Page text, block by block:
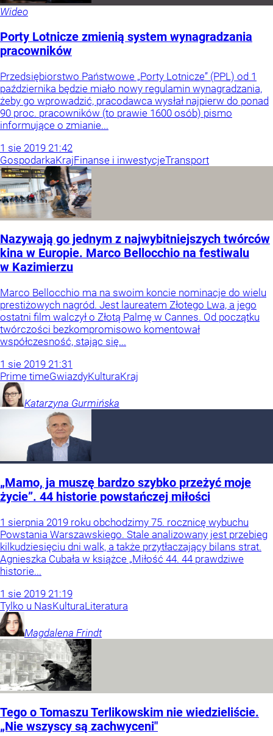
Wideo
Porty Lotnicze zmienią system wynagradzania
pracowników
Przedsiębiorstwo Państwowe „Porty Lotnicze” (PPL) od 1
października będzie miało nowy regulamin wynagradzania,
żeby go wprowadzić, pracodawca wysłał najpierw do ponad
90 proc. pracowników (to prawie 1600 osób) pismo
informujące o zmianie...
1 sie 2019 21:42
GospodarkaKrajFinanse i inwestycjeTransport
Nazywają go jednym z najwybitniejszych twórców
kina w Europie. Marco Bellocchio na festiwalu
w Kazimierzu
Marco Bellocchio ma na swoim koncie nominacje do wielu
prestiżowych nagród. Jest laureatem Złotego Lwa, a jego
ostatni film walczył o Złotą Palmę w Cannes. Od początku
twórczości bezkompromisowo komentował
współczesność, stając się...
1 sie 2019 21:31
Prime timeGwiazdyKulturaKraj
Katarzyna Gurmińska
„Mamo, ja muszę bardzo szybko przeżyć moje
życie”. 44 historie powstańczej miłości
1 sierpnia 2019 roku obchodzimy 75. rocznicę wybuchu
Powstania Warszawskiego. Stale analizowany jest przebieg
kilkudziesięciu dni walk, a także przytłaczający bilans strat.
Agnieszka Cubała w książce „Miłość 44. 44 prawdziwe
historie...
1 sie 2019 21:19
Tylko u NasKulturaLiteratura
Magdalena Frindt
Tego o Tomaszu Terlikowskim nie wiedzieliście.
„Nie wszyscy są zachwyceni"